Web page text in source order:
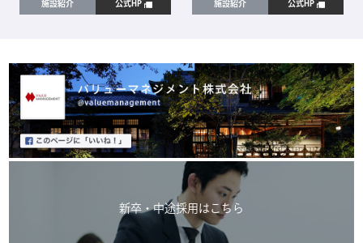
施設紹介 公式HP 施設紹介 公式HP
新卒・中途採用はこちら